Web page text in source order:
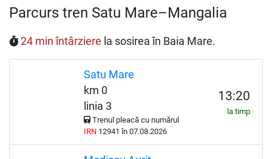
Parcurs tren Satu Mare–Mangalia
24 min întârziere la sosirea în Baia Mare.
Satu Mare
km 0
linia 3
Trenul pleacă cu numărul
IRN12941 în 07.08.2026
13:20
la timp